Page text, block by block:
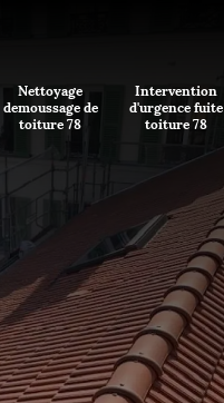
Nettoyage
demoussage de
toiture 78
Intervention
d'urgence fuite
toiture 78